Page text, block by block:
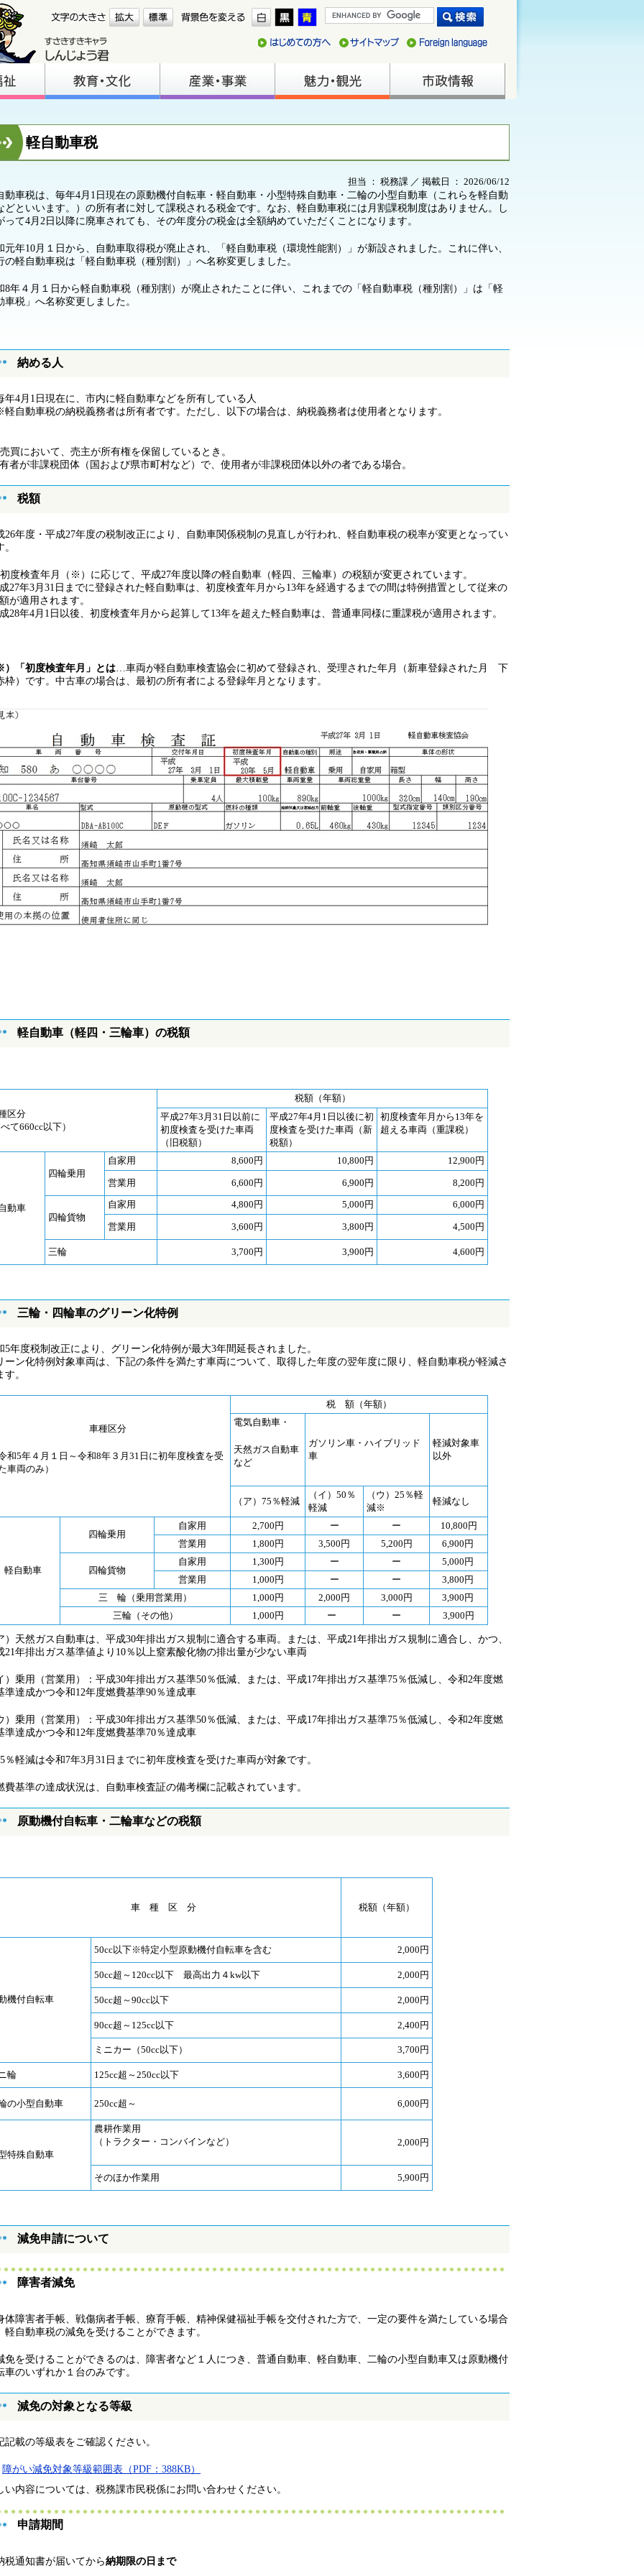
軽自動車税
担当 ： 税務課 ／ 掲載日 ： 2026/06/12
動車税は、毎年4月1日現在の原動機付自転車・軽自動車・小型特殊自動車・二輪の小型自動車（これらを軽自動
どといいます。）の所有者に対して課税される税金です。なお、軽自動車税には月割課税制度はありません。し
って4月2日以降に廃車されても、その年度分の税金は全額納めていただくことになります。
元年10月１日から、自動車取得税が廃止され、「軽自動車税（環境性能割）」が新設されました。これに伴い、
の軽自動車税は「軽自動車税（種別割）」へ名称変更しました。
8年４月１日から軽自動車税（種別割）が廃止されたことに伴い、これまでの「軽自動車税（種別割）」は「軽
車税」へ名称変更しました。
納める人
4月1日現在に、市内に軽自動車などを所有している人
動車税の納税義務者は所有者です。ただし、以下の場合は、納税義務者は使用者となります。
売買において、売主が所有権を保留しているとき。
者が非課税団体（国および県市町村など）で、使用者が非課税団体以外の者である場合。
税額
26年度・平成27年度の税制改正により、自動車関係税制の見直しが行われ、軽自動車税の税率が変更となってい
初度検査年月（※）に応じて、平成27年度以降の軽自動車（軽四、三輪車）の税額が変更されています。
27年3月31日までに登録された軽自動車は、初度検査年月から13年を経過するまでの間は特例措置として従来の
が適用されます。
28年4月1日以後、初度検査年月から起算して13年を超えた軽自動車は、普通車同様に重課税が適用されます。
「初度検査年月」とは …車両が軽自動車検査協会に初めて登録され、受理された年月（新車登録された月 下
枠）です。中古車の場合は、最初の所有者による登録年月となります。
軽自動車（軽四・三輪車）の税額
区分
て660cc以下）
税額（年額）
平成27年3月31日以前に
初度検査を受けた車両
（旧税額）
平成27年4月1日以後に初
度検査を受けた車両（新
税額）
初度検査年月から13年を
超える車両（重課税）
動車
四輪乗用
自家用 8,600円 10,800円 12,900円
営業用 6,600円 6,900円 8,200円
四輪貨物
自家用 4,800円 5,000円 6,000円
営業用 3,600円 3,800円 4,500円
三輪 3,700円 3,900円 4,600円
三輪・四輪車のグリーン化特例
5年度税制改正により、グリーン化特例が最大3年間延長されました。
ーン化特例対象車両は、下記の条件を満たす車両について、取得した年度の翌年度に限り、軽自動車税が軽減さ
す。
車種区分
和5年４月１日～令和8年３月31日に初年度検査を受
車両のみ）
税 額（年額）
電気自動車・
天然ガス自動車
など
ガソリン車・ハイブリッド
車
軽減対象車
以外
（ア）75％軽減
（イ）50％
軽減
（ウ）25％軽
減※
軽減なし
軽自動車
四輪乗用
自家用 2,700円 ー ー
10,800円
営業用
1,800円 3,500円 5,200円 6,900円
四輪貨物
自家用 1,300円 ー ー
5,000円
営業用
1,000円 ー ー
3,800円
三 輪（乗用営業用）
1,000円 2,000円 3,000円
3,900円
三輪（その他）
1,000円 ー ー 3,900円
）天然ガス自動車は、平成30年排出ガス規制に適合する車両。または、平成21年排出ガス規制に適合し、かつ、
21年排出ガス基準値より10％以上窒素酸化物の排出量が少ない車両
）乗用（営業用）：平成30年排出ガス基準50％低減、または、平成17年排出ガス基準75％低減し、令和2年度燃
準達成かつ令和12年度燃費基準90％達成車
）乗用（営業用）：平成30年排出ガス基準50％低減、または、平成17年排出ガス基準75％低減し、令和2年度燃
準達成かつ令和12年度燃費基準70％達成車
軽減は令和7年3月31日までに初年度検査を受けた車両が対象です。
費基準の達成状況は、自動車検査証の備考欄に記載されています。
原動機付自転車・二輪車などの税額
車 種 区 分 税額（年額）
機付自転車
50cc以下※特定小型原動機付自転車を含む 2,000円
50cc超～120cc以下 最高出力４kw以下 2,000円
50cc超～90cc以下 2,000円
90cc超～125cc以下 2,400円
ミニカー（50cc以下） 3,700円
輪 125cc超～250cc以下 3,600円
の小型自動車 250cc超～ 6,000円
特殊自動車
農耕作業用
（トラクター・コンバインなど）
2,000円
そのほか作業用 5,900円
減免申請について
障害者減免
障害者手帳、戦傷病者手帳、療育手帳、精神保健福祉手帳を交付された方で、一定の要件を満たしている場合
軽自動車税の減免を受けることができます。
を受けることができるのは、障害者など１人につき、普通自動車、軽自動車、二輪の小型自動車又は原動機付
車のいずれか１台のみです。
減免の対象となる等級
記載の等級表をご確認ください。
障がい減免対象等級範囲表（PDF：388KB）
い内容については、税務課市民税係にお問い合わせください。
申請期間
通知書が届いてから納期限の日まで